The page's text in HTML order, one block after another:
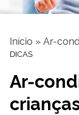
Início »Ar-
DICAS
Ar-